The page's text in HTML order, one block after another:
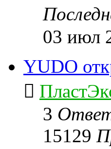
03 июл
YUDO
3
15129